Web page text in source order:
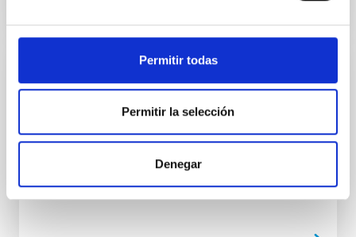
Permitir todas
Permitir la selección
Denegar
Observing modes: Long-slit spectroscopy; Spectro